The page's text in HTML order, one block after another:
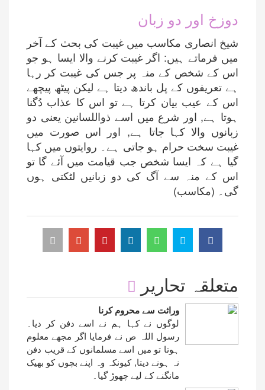
دوزخ اور دو زبان
شیخ انصاری مکاسب میں غیبت کی بحث کے آخر
میں فرماتے ہیں: اگر غیبت کرنے والا ایسا ہو جو
اس کے شخص کے منہ پر جس کی غیبت کر رہا
ہے تعریفوں کے پل باندھ دیتا ہے لیکن پیٹھ پیچھے
اس کے عیب بیان کرتا ہے تو اس کا عذاب دُگنا
ہوتا ہے, اور شرع میں اسے ذواللسانین یعنی دو
زبانوں والا کہا جاتا ہے, اور اس صورت میں
غیبت سخت حرام ہو جاتی ہے۔ روایتوں میں کہا
گیا ہے کہ ایسا شخص جب قیامت میں آئے گا تو
اس کے منہ سے آگ کی دو زبانیں لٹکتی ہوں
گی۔ (مکاسب)
متعلقہ تحاریر
وراثت سے محروم کرنا
لوگوں نے کہا ہم نے اسے دفن کر دیا۔
رسول اللہ ص نے فرمایا اگر مجھے معلوم
ہوتا تو میں اسے مسلمانوں کے قریب دفن
نہ ہونے دیتا, کیونکہ وہ اپنے بچوں کو بھیک
مانگنے کے لیے چھوڑ گیا۔